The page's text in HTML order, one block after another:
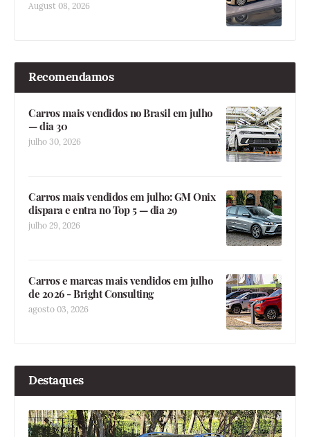
August 08, 2026
Recomendamos
Carros mais vendidos no Brasil em julho
— dia 30
julho 30, 2026
Carros mais vendidos em julho: GM Onix
dispara e entra no Top 5 — dia 29
julho 29, 2026
Carros e marcas mais vendidos em julho
de 2026 - Bright Consulting
agosto 03, 2026
Destaques